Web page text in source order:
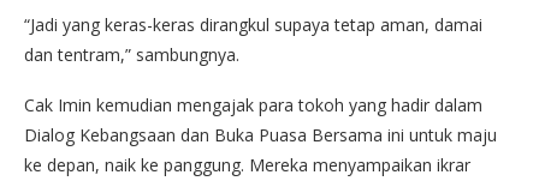
“Jadi yang keras-keras dirangkul supaya tetap aman, damai
dan tentram,” sambungnya.
Cak Imin kemudian mengajak para tokoh yang hadir dalam
Dialog Kebangsaan dan Buka Puasa Bersama ini untuk maju
ke depan, naik ke panggung. Mereka menyampaikan ikrar